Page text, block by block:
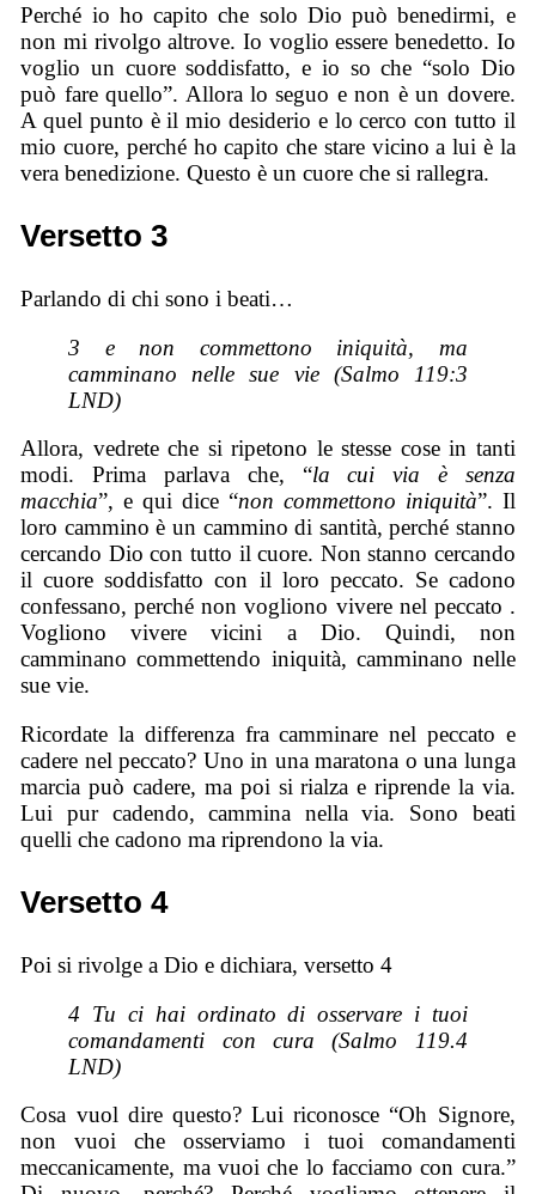
Perché io ho capito che solo Dio può benedirmi, e
non mi rivolgo altrove. Io voglio essere benedetto. Io
voglio un cuore soddisfatto, e io so che “solo Dio
può fare quello”. Allora lo seguo e non è un dovere.
A quel punto è il mio desiderio e lo cerco con tutto il
mio cuore, perché ho capito che stare vicino a lui è la
vera benedizione. Questo è un cuore che si rallegra.
Versetto 3
Parlando di chi sono i beati…
3 e non commettono iniquità, ma
camminano nelle sue vie (Salmo 119:3
LND)
Allora, vedrete che si ripetono le stesse cose in tanti
modi. Prima parlava che, “la cui via è senza
macchia”, e qui dice “non commettono iniquità”. Il
loro cammino è un cammino di santità, perché stanno
cercando Dio con tutto il cuore. Non stanno cercando
il cuore soddisfatto con il loro peccato. Se cadono
confessano, perché non vogliono vivere nel peccato .
Vogliono vivere vicini a Dio. Quindi, non
camminano commettendo iniquità, camminano nelle
sue vie.
Ricordate la differenza fra camminare nel peccato e
cadere nel peccato? Uno in una maratona o una lunga
marcia può cadere, ma poi si rialza e riprende la via.
Lui pur cadendo, cammina nella via. Sono beati
quelli che cadono ma riprendono la via.
Versetto 4
Poi si rivolge a Dio e dichiara, versetto 4
4 Tu ci hai ordinato di osservare i tuoi
comandamenti con cura (Salmo 119.4
LND)
Cosa vuol dire questo? Lui riconosce “Oh Signore,
non vuoi che osserviamo i tuoi comandamenti
meccanicamente, ma vuoi che lo facciamo con cura.”